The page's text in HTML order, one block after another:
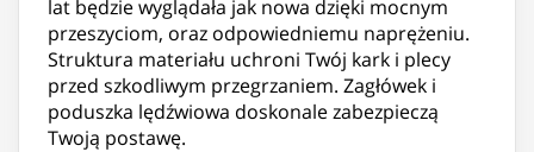
lat będzie wyglądała jak nowa dzięki mocnym
przeszyciom, oraz odpowiedniemu naprężeniu.
Struktura materiału uchroni Twój kark i plecy
przed szkodliwym przegrzaniem. Zagłówek i
poduszka lędźwiowa doskonale zabezpieczą
Twoją postawę.